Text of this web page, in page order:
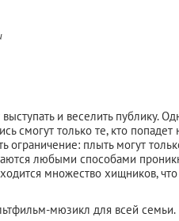
и веселить публику.
смогут только те, кто попадет
ограничение: плыть могут
любыми способами
множество хищников,
мюзикл для всей семьи.